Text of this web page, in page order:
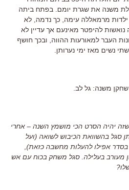
משנה את שגרת יומם. בפתח ביתה
מרמאללה עימה, כך נדמה, לא
להיפטר מאינעם אך עדיין לא
העבר למאורעות ההווה, ובכך חושף
נשים מאז ימי נערותן.
משנה: גל לב.
שזה יהיה הסרט הכי מושמץ השנה – אחרי
סגל בהשוואת הכיבוש לשואה (ועל
בסדר אפילו להעלות מחשבה כזאת),
מעורב בעלילה. סגל משחק בכוח עם אש